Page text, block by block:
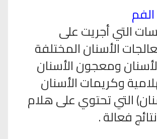
التي أجريت على
الأسنان المختلفة
ومعجون الأسنان
وكريمات الأسنان
التي تحتوي على هلام
فعالة .